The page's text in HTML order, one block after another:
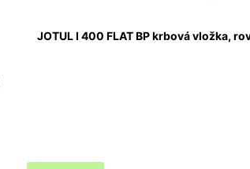
JOTUL I 400 FLAT BP krbová vložka,